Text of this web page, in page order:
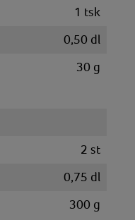
1 tsk
0,50 dl
30 g
2 st
0,75 dl
300 g